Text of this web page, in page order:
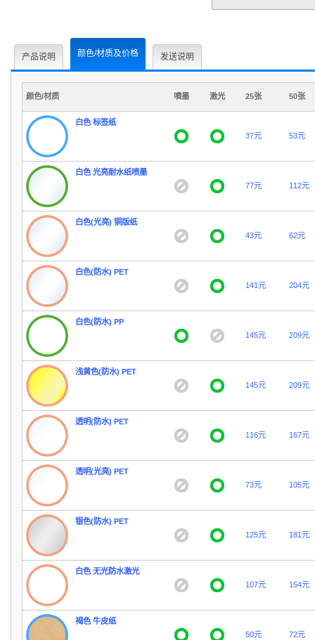
产品说明 颜色/材质及价格 发送说明
颜色/材质 噴墨 激光 25张 50张
白色 标签纸
37元
53元
白色 光亮耐水纸喷墨
77元
112元
白色(光亮) 铜版纸
43元
62元
白色(防水) PET
141元
204元
白色(防水) PP
145元
209元
浅黄色(防水) PET
145元
209元
透明(防水) PET
116元
167元
透明(光亮) PET
73元
105元
银色(防水) PET
125元
181元
白色 无光防水激光
107元
154元
褐色 牛皮纸
50元
72元